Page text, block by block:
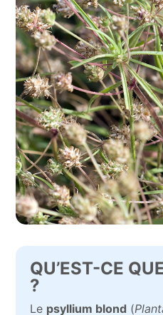
QU’EST-CE
?
Le psyllium blond (